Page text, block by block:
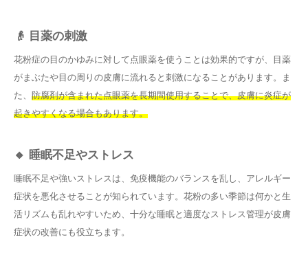
👴 目薬の刺激
花粉症の目のかゆみに対して点眼薬を使うことは効果的ですが、目薬
がまぶたや目の周りの皮膚に流れると刺激になることがあります。ま
た、 防腐剤が含まれた点眼薬を長期間使用することで、皮膚に炎症が
起きやすくなる場合もあります。
🔸 睡眠不足やストレス
睡眠不足や強いストレスは、免疫機能のバランスを乱し、アレルギー
症状を悪化させることが知られています。花粉の多い季節は何かと生
活リズムも乱れやすいため、十分な睡眠と適度なストレス管理が皮膚
症状の改善にも役立ちます。